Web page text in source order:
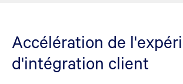
Accélération de
d'intégration client